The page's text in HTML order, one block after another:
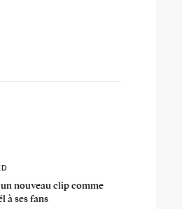
nouveau clip comme
à ses fans